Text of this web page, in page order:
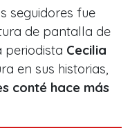
seguidores fue
de pantalla de
periodista Cecilia
en sus historias,
conté hace más